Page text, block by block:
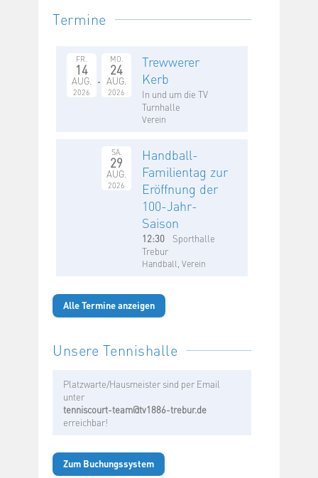
Termine
FR.
14
AUG.
2026
MO.
24
AUG.
2026
Trewwerer
Kerb
In und um die TV
Turnhalle
Verein
SA.
29
AUG.
2026
Handball-
Familientag zur
Eröffnung der
100-Jahr-
Saison
12:30
Sporthalle
Trebur
Handball, Verein
Alle Termine anzeigen
Unsere Tennishalle
Platzwarte/Hausmeister sind per Email
unter
tenniscourt-team@tv1886-trebur.de
erreichbar!
Zum Buchungssystem